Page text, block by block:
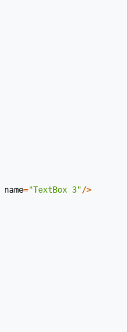
name="TextBox 3"/>